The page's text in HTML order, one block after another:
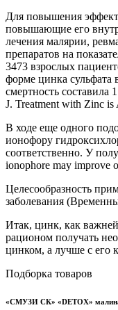
Для повышения
повышающие его
лечения малярии,
препаратов на
3473 взрослых
форме цинка сульфата
смертность
J. Treatment with Zinc
В ходе еще одного
ионофору
соответственно. У
ionophore may improve
Целесообразность
заболевания
Итак, цинк, как
рационом получать
цинком, а лучше с
Подборка товаров
«СМУЗИ СК» «DETOX»